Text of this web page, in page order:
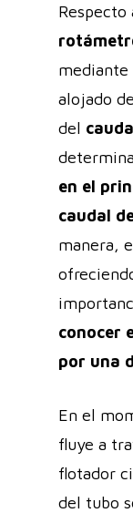
Respecto
mediante
alojado
del
en el
caudal
manera,
conocer
por una
En el
fluye a
flotador
del tubo